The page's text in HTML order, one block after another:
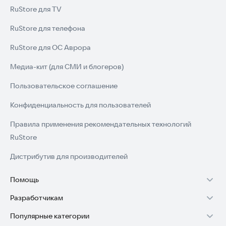
— это лучший выбор для домашних тренировок.
Качаем красивую спину, бицепс и трицепс всего за 21 день!
Скачайте приложение прямо сейчас и начните
RuStore для TV
RuStore для телефона
RuStore для ОС Аврора
Медиа-кит (для СМИ и блогеров)
Пользовательское соглашение
Конфиденциальность для пользователей
Правила применения рекомендательных технологий
RuStore
Дистрибутив для производителей
Помощь
Установка RuStore на TV
Установка RuStore на телефон
Разработчикам
Зарабатывать с RuStore
Популярные категории